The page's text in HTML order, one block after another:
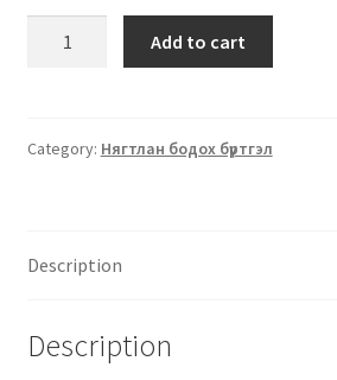
Add to cart
Category: Нягтлан бодох бүртгэл
Description
Description